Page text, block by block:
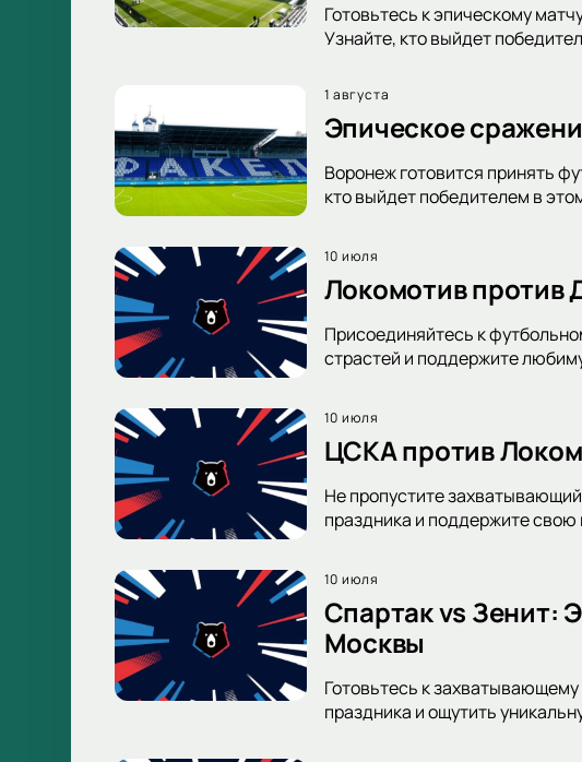
Готовьтесь к эпическому
Узнайте, кто выйдет
1 августа
Эпическое
Воронеж готовится принять
кто выйдет победителем в
10 июля
Локомотив против
Присоединяйтесь к
страстей и поддержите
10 июля
ЦСКА против
Не пропустите
праздника и поддержите свою
10 июля
Спартак vs Зенит:
Москвы
Готовьтесь к
праздника и ощутить